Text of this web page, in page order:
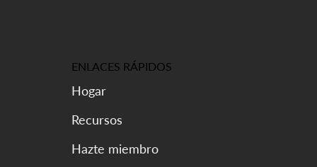
ENLACES RÁPIDOS
Hogar
Recursos
Hazte miembro